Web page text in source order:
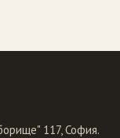
117, София.